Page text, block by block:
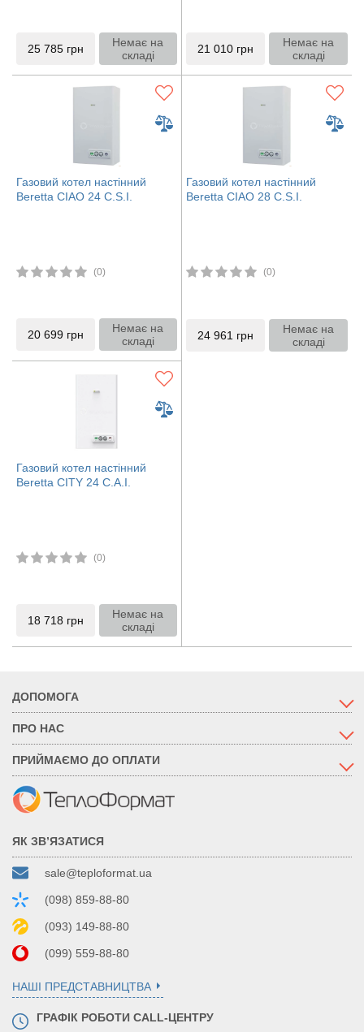
25 785 грн
Немає на
складі
21 010 грн
Немає на
складі
Газовий котел настінний
Beretta CIAO 24 C.S.I.
(0)
20 699 грн
Немає на
складі
Газовий котел настінний
Beretta CIAO 28 C.S.I.
(0)
24 961 грн
Немає на
складі
Газовий котел настінний
Beretta CITY 24 С.A.I.
(0)
18 718 грн
Немає на
складі
ДОПОМОГА
ПРО НАС
ПРИЙМАЄМО ДО ОПЛАТИ
ЯК ЗВ’ЯЗАТИСЯ
sale@teploformat.ua
(098) 859-88-80
(093) 149-88-80
(099) 559-88-80
НАШІ ПРЕДСТАВНИЦТВА
ГРАФІК РОБОТИ CALL-ЦЕНТРУ